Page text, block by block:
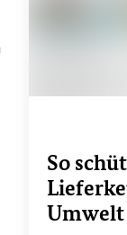
So
Umwelt
Link)